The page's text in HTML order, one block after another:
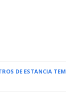
DE ESTANCIA